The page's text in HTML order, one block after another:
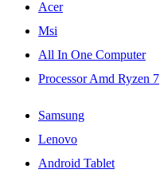
Acer
Msi
All In One Computer
Processor Amd Ryzen 7
Samsung
Lenovo
Android Tablet